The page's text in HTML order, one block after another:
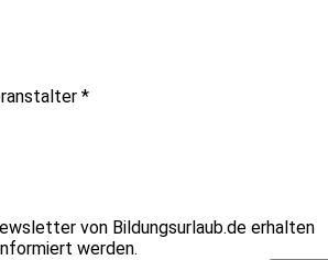
*
von Bildungsurlaub.de erhalten
werden.